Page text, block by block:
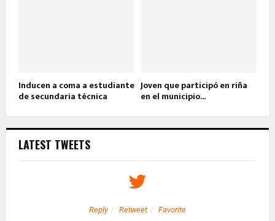
Inducen a coma a estudiante
de secundaria técnica
Joven que participó en riña
en el municipio...
LATEST TWEETS
Reply Retweet Favorite